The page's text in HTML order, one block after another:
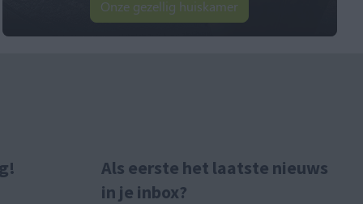
Onze gezellig huiskamer
Als eerste het laatste nieuws
in je inbox?